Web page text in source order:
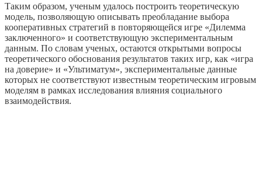
Таким образом, ученым удалось построить теоретическую
модель, позволяющую описывать преобладание выбора
кооперативных стратегий в повторяющейся игре «Дилемма
заключенного» и соответствующую экспериментальным
данным. По словам ученых, остаются открытыми вопросы
теоретического обоснования результатов таких игр, как «игра
на доверие» и «Ультиматум», экспериментальные данные
которых не соответствуют известным теоретическим игровым
моделям в рамках исследования влияния социального
взаимодействия.